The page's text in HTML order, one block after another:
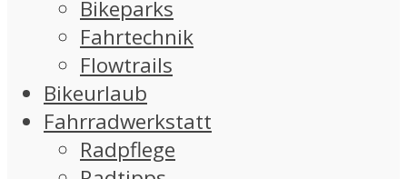
Bikeparks
Fahrtechnik
Flowtrails
Bikeurlaub
Fahrradwerkstatt
Radpflege